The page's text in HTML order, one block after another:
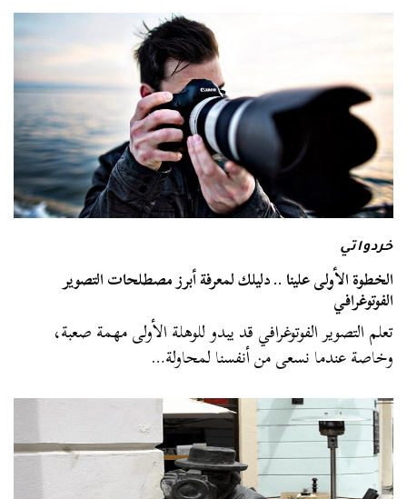
خردواتي
الخطوة الأولى علينا .. دليلك لمعرفة أبرز مصطلحات التصوير
الفوتوغرافي
تعلم التصوير الفوتوغرافي قد يبدو للوهلة الأولى مهمة صعبة،
وخاصة عندما نسعى من أنفسنا لمحاولة…